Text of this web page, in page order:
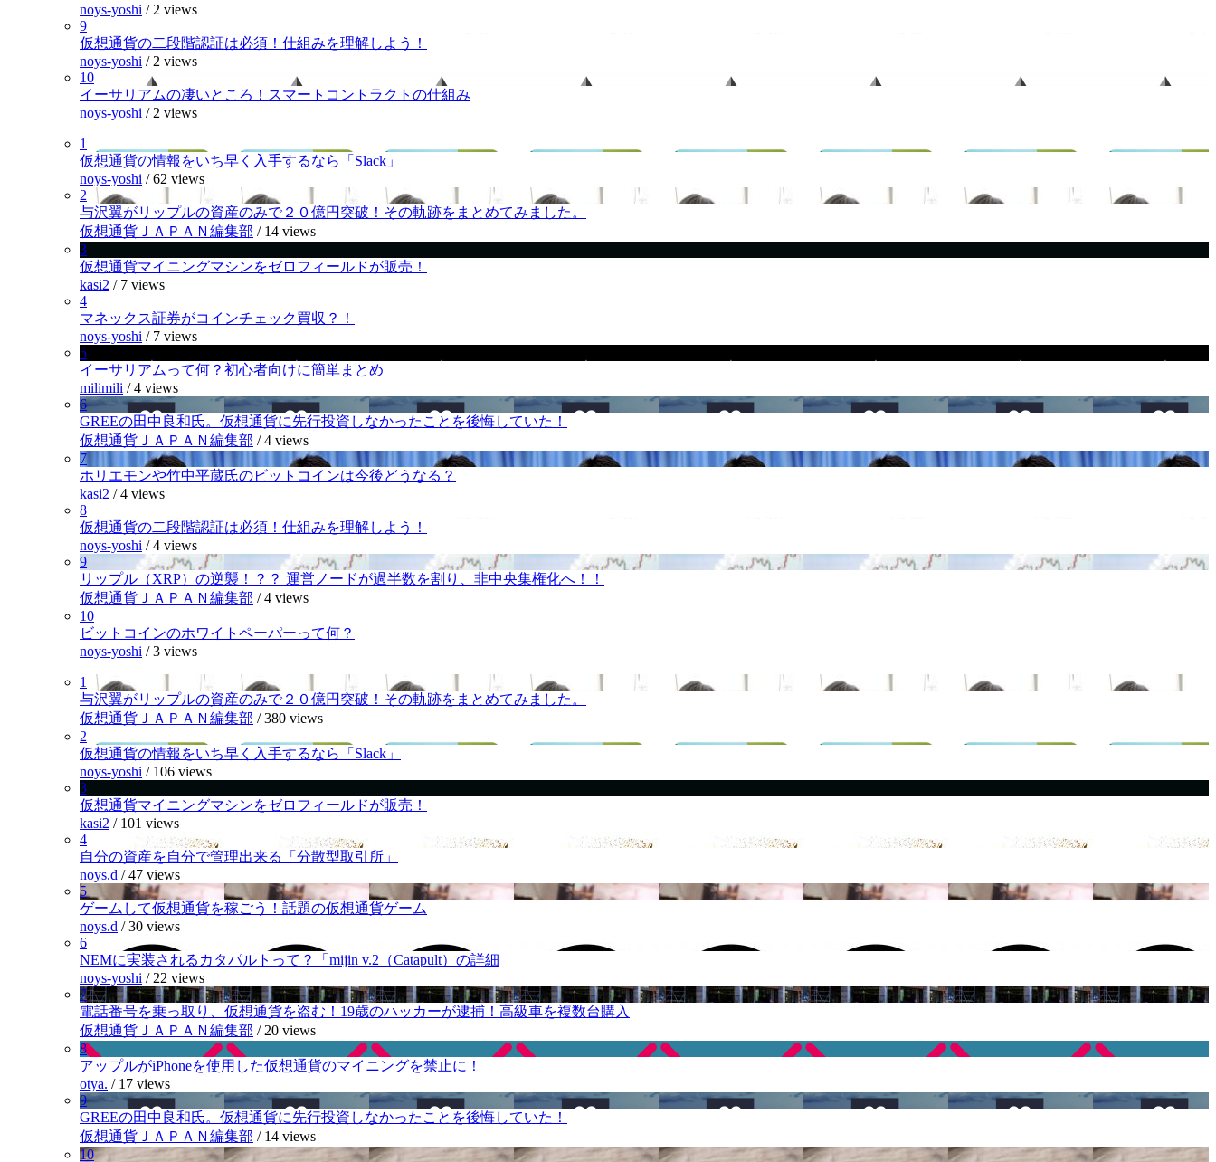
noys-yoshi / 2 views
9
仮想通貨の二段階認証は必須！仕組みを理解しよう！
noys-yoshi / 2 views
10
イーサリアムの凄いところ！スマートコントラクトの仕組み
noys-yoshi / 2 views
1
仮想通貨の情報をいち早く入手するなら「Slack」
noys-yoshi /62 views
2
与沢翼がリップルの資産のみで２０億円突破！その軌跡をまとめてみました。
仮想通貨ＪＡＰＡＮ編集部 / 14 views
3
仮想通貨マイニングマシンをゼロフィールドが販売！
kasi2 / 7 views
4
マネックス証券がコインチェック買収？！
noys-yoshi / 7 views
5
イーサリアムって何？初心者向けに簡単まとめ
milimili /4 views
6
GREEの田中良和氏。仮想通貨に先行投資しなかったことを後悔していた！
仮想通貨ＪＡＰＡＮ編集部 /4 views
7
ホリエモンや竹中平蔵氏のビットコインは今後どうなる？
kasi2 /4 views
8
仮想通貨の二段階認証は必須！仕組みを理解しよう！
noys-yoshi /4 views
9
リップル（XRP）の逆襲！？？ 運営ノードが過半数を割り、非中央集権化へ！！
仮想通貨ＪＡＰＡＮ編集部 /4 views
10
ビットコインのホワイトペーパーって何？
noys-yoshi /3 views
1
与沢翼がリップルの資産のみで２０億円突破！その軌跡をまとめてみました。
仮想通貨ＪＡＰＡＮ編集部 /380 views
2
仮想通貨の情報をいち早く入手するなら「Slack」
noys-yoshi / 106 views
3
仮想通貨マイニングマシンをゼロフィールドが販売！
kasi2 / 101 views
4
自分の資産を自分で管理出来る「分散型取引所」
noys.d /47 views
5
ゲームして仮想通貨を稼ごう！話題の仮想通貨ゲーム
noys.d /30 views
6
NEMに実装されるカタパルトって？「mijin v.2（Catapult）の詳細
noys-yoshi / 22 views
7
電話番号を乗っ取り、仮想通貨を盗む！19歳のハッカーが逮捕！高級車を複数台購入
仮想通貨ＪＡＰＡＮ編集部 / 20 views
8
アップルがiPhoneを使用した仮想通貨のマイニングを禁止に！
otya. / 17 views
9
GREEの田中良和氏。仮想通貨に先行投資しなかったことを後悔していた！
仮想通貨ＪＡＰＡＮ編集部 / 14 views
10